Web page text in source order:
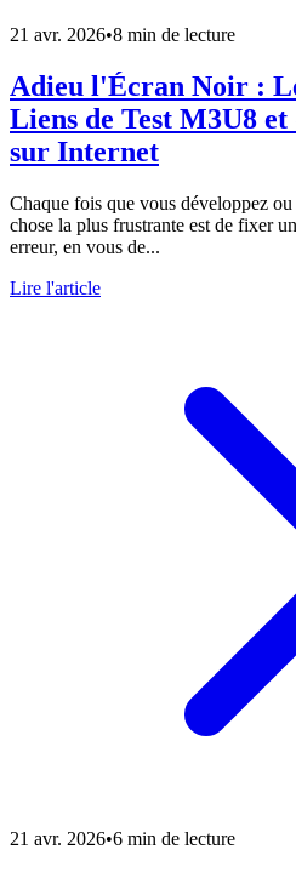
21 avr. 2026•8 min de lecture
Adieu l'Écran Noir :
Liens de Test M3U8
sur Internet
Chaque fois que vous développez
chose la plus frustrante est de fixer
erreur, en vous de...
Lire l'article
21 avr. 2026•6 min de lecture